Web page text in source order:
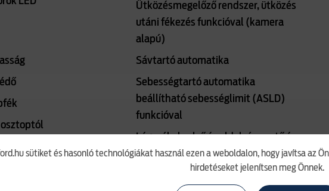
Ütközésmegelőző rendszer, ütközés
utáni fékezés funkcióval (kamera
alapú)
Sávtartó automatika
Sebességtartó automatika
beállítható sebességlimit (ASLD)
funkcióval
Légzsákok: első és oldalsó vezető és
utasoldali
Oldalsó függönylégzsák
sütiket és hasonló technológiákat használ ezen a weboldalon, hogy javítsa az
hirdetéseket jelenítsen meg Önnek.